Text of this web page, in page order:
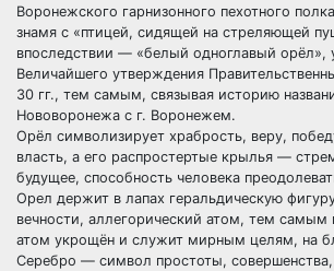
Воронежского гарнизонного пехотного
знамя с «птицей, сидящей на стреляющей
впоследствии — «белый одноглавый орёл»,
Величайшего утверждения
30 гг., тем самым, связывая историю
Нововоронежа с г. Воронежем.
Орёл символизирует храбрость, веру,
власть, а его распростертые крылья —
будущее, способность человека
Орел держит в лапах геральдическую
вечности, аллегорический атом, тем самым
атом укрощён и служит мирным целям, на
Серебро — символ простоты, совершенства,